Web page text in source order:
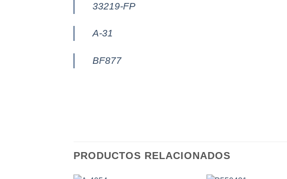
33219-FP
A-31
BF877
PRODUCTOS RELACIONADOS